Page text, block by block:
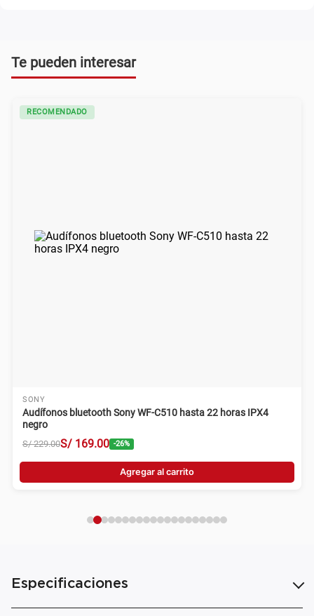
Te pueden interesar
RECOMENDADO
SONY
Audífonos bluetooth Sony WF-C510 hasta 22 horas IPX4
negro
S/ 229.00S/ 169.00 -26%
Agregar al carrito
Especificaciones